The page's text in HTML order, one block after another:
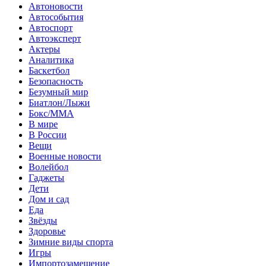
Автоновости
Автособытия
Автоспорт
Автоэксперт
Актеры
Аналитика
Баскетбол
Безопасность
Безумный мир
Биатлон/Лыжи
Бокс/MMA
В мире
В России
Вещи
Военные новости
Волейбол
Гаджеты
Дети
Дом и сад
Еда
Звёзды
Здоровье
Зимние виды спорта
Игры
Импортозамещение